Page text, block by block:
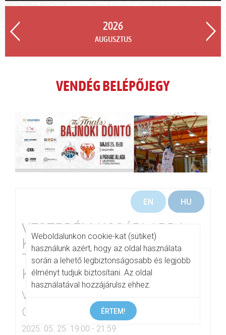
2026
AUGUSZTUS
VENDÉG BELÉPŐJEGY
EN HU
VESZPRÉM KOSÁRLABDA
KLUB - TISZAÚJVÁROSI
TERMÁLFÜRDŐ PHOENIX
KK
Veszprém, Vetési Albert
Gimnázium
2025. 05. 25. 19:00 - 21:59
Weboldalunkon cookie-kat (sütiket)
használunk azért, hogy az oldal használata
során a lehető legbiztonságosabb és legjobb
élményt tudjuk biztosítani. Az oldal
használatával hozzájárulsz ehhez.
ÉRTEM!